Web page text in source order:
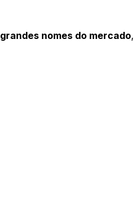
grandes nomes do mercado,